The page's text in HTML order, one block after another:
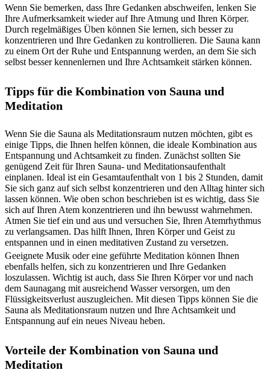
Wenn Sie bemerken, dass Ihre Gedanken abschweifen, lenken Sie
Ihre Aufmerksamkeit wieder auf Ihre Atmung und Ihren Körper.
Durch regelmäßiges Üben können Sie lernen, sich besser zu
konzentrieren und Ihre Gedanken zu kontrollieren. Die Sauna kann
zu einem Ort der Ruhe und Entspannung werden, an dem Sie sich
selbst besser kennenlernen und Ihre Achtsamkeit stärken können.
Tipps für die Kombination von Sauna und
Meditation
Wenn Sie die Sauna als Meditationsraum nutzen möchten, gibt es
einige Tipps, die Ihnen helfen können, die ideale Kombination aus
Entspannung und Achtsamkeit zu finden. Zunächst sollten Sie
genügend Zeit für Ihren Sauna- und Meditationsaufenthalt
einplanen. Ideal ist ein Gesamtaufenthalt von 1 bis 2 Stunden, damit
Sie sich ganz auf sich selbst konzentrieren und den Alltag hinter sich
lassen können. Wie oben schon beschrieben ist es wichtig, dass Sie
sich auf Ihren Atem konzentrieren und ihn bewusst wahrnehmen.
Atmen Sie tief ein und aus und versuchen Sie, Ihren Atemrhythmus
zu verlangsamen. Das hilft Ihnen, Ihren Körper und Geist zu
entspannen und in einen meditativen Zustand zu versetzen.
Geeignete Musik oder eine geführte Meditation können Ihnen
ebenfalls helfen, sich zu konzentrieren und Ihre Gedanken
loszulassen. Wichtig ist auch, dass Sie Ihren Körper vor und nach
dem Saunagang mit ausreichend Wasser versorgen, um den
Flüssigkeitsverlust auszugleichen. Mit diesen Tipps können Sie die
Sauna als Meditationsraum nutzen und Ihre Achtsamkeit und
Entspannung auf ein neues Niveau heben.
Vorteile der Kombination von Sauna und
Meditation